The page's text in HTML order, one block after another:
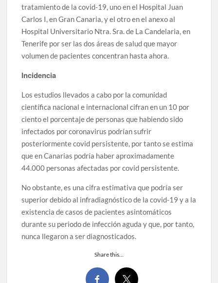
tratamiento de la covid-19, uno en el Hospital Juan
Carlos I, en Gran Canaria, y el otro en el anexo al
Hospital Universitario Ntra. Sra. de La Candelaria, en
Tenerife por ser las dos áreas de salud que mayor
volumen de pacientes concentran hasta ahora.
Incidencia
Los estudios llevados a cabo por la comunidad
científica nacional e internacional cifran en un 10 por
ciento el porcentaje de personas que habiendo sido
infectados por coronavirus podrían sufrir
posteriormente covid persistente, por tanto se estima
que en Canarias podría haber aproximadamente
44.000 personas afectadas por covid persistente.
No obstante, es una cifra estimativa que podría ser
superior debido al infradiagnóstico de la covid-19 y a la
existencia de casos de pacientes asintomáticos
durante su periodo de infección aguda y que, por tanto,
nunca llegaron a ser diagnosticados.
Share this…